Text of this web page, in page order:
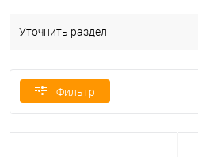
Уточнить раздел
Фильтр